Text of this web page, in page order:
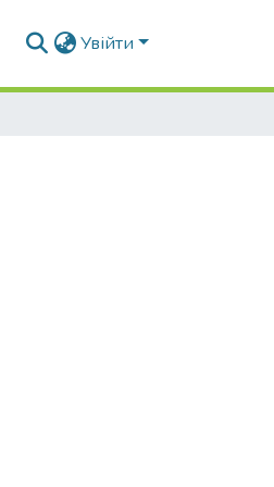
Увійти